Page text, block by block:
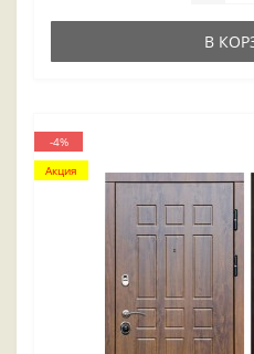
В
-4%
Акция